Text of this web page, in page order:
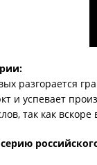
разгорается
и успевает
так как